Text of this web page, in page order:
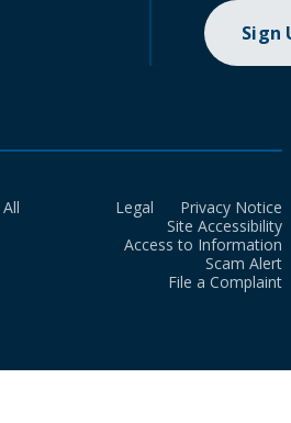
Sign
Legal
Privacy Notice
Site Accessibility
Access to Information
Scam Alert
File a Complaint